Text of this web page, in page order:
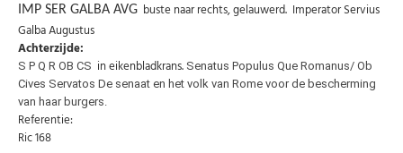
IMP SER GALBA AVG buste naar rechts, gelauwerd. Imperator Servius
Galba Augustus
Achterzijde:
S P Q R OB CS in eikenbladkrans. Senatus Populus Que Romanus/ Ob
Cives Servatos De senaat en het volk van Rome voor de bescherming
van haar burgers.
Referentie:
Ric 168